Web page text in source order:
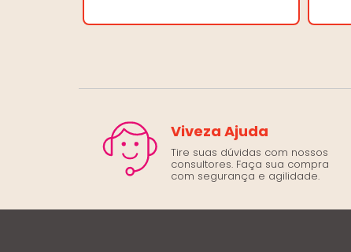
Viveza Ajuda
Tire suas dúvidas com nossos
consultores. Faça sua compra
com segurança e agilidade.